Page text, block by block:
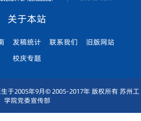
关于本站
发稿统计 联系我们
旧版网站
校庆专题
于2005年9月© 2005-2017年 版权所有 苏州工
学院党委宣传部